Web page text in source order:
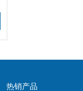
热销产品